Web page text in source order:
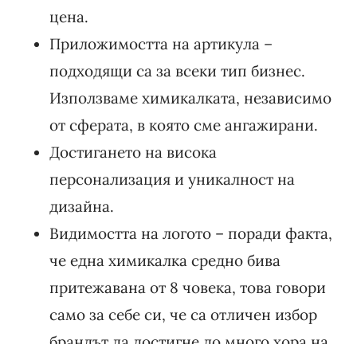
цена.
Приложимостта на артикула –
подходящи са за всеки тип бизнес.
Използваме химикалката, независимо
от сферата, в която сме ангажирани.
Достигането на висока
персонализация и уникалност на
дизайна.
Видимостта на логото – поради факта,
че една химикалка средно бива
притежавана от 8 човека, това говори
само за себе си, че са отличен избор